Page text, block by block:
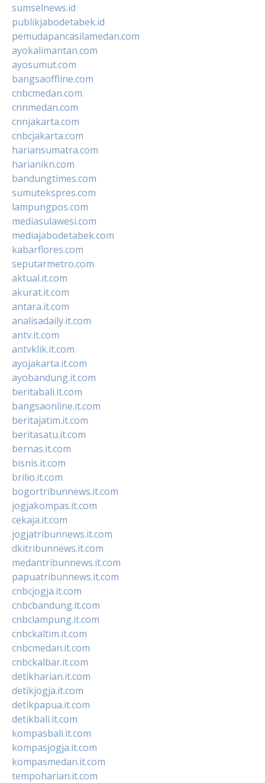
sumselnews.id
publikjabodetabek.id
pemudapancasilamedan.com
ayokalimantan.com
ayosumut.com
bangsaoffline.com
cnbcmedan.com
cnnmedan.com
cnnjakarta.com
cnbcjakarta.com
hariansumatra.com
harianikn.com
bandungtimes.com
sumutekspres.com
lampungpos.com
mediasulawesi.com
mediajabodetabek.com
kabarflores.com
seputarmetro.com
aktual.it.com
akurat.it.com
antara.it.com
analisadaily.it.com
antv.it.com
antvklik.it.com
ayojakarta.it.com
ayobandung.it.com
beritabali.it.com
bangsaonline.it.com
beritajatim.it.com
beritasatu.it.com
bernas.it.com
bisnis.it.com
brilio.it.com
bogortribunnews.it.com
jogjakompas.it.com
cekaja.it.com
jogjatribunnews.it.com
dkitribunnews.it.com
medantribunnews.it.com
papuatribunnews.it.com
cnbcjogja.it.com
cnbcbandung.it.com
cnbclampung.it.com
cnbckaltim.it.com
cnbcmedan.it.com
cnbckalbar.it.com
detikharian.it.com
detikjogja.it.com
detikpapua.it.com
detikbali.it.com
kompasbali.it.com
kompasjogja.it.com
kompasmedan.it.com
tempoharian.it.com